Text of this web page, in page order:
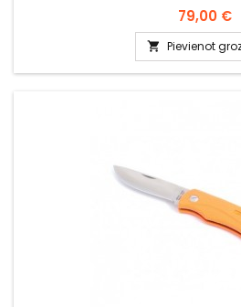
Cena
79,00 €
 Pievienot